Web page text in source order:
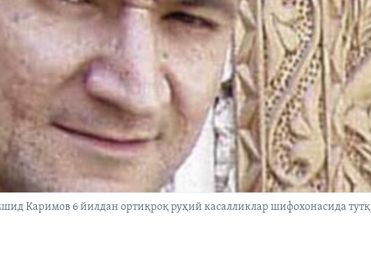
Каримов 6 йилдан ортиқроқ руҳий касалликлар шифохонасида